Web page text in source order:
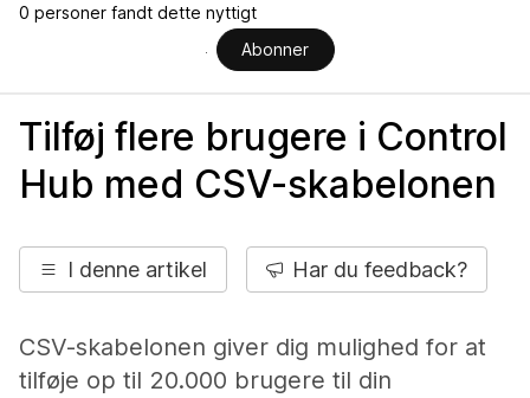
0 personer fandt dette nyttigt
Abonner
Tilføj flere brugere i Control
Hub med CSV-skabelonen
I denne artikel Har du feedback?
CSV-skabelonen giver dig mulighed for at
tilføje op til 20.000 brugere til din